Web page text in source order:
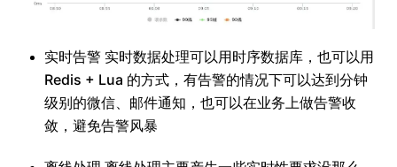
实时告警 实时数据处理可以用时序数据库，也可以用
Redis + Lua 的方式，有告警的情况下可以达到分钟
级别的微信、邮件通知，也可以在业务上做告警收
敛，避免告警风暴